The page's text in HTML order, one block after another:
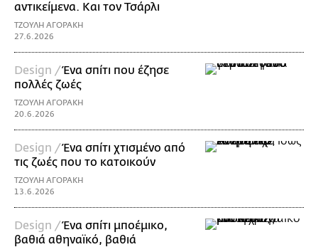
αντικείμενα. Και τον Τσάρλι
ΤΖΟΥΛΗ ΑΓΟΡΑΚΗ
27.6.2026
Design /Ένα σπίτι που έζησε
πολλές ζωές
ΤΖΟΥΛΗ ΑΓΟΡΑΚΗ
20.6.2026
Design /Ένα σπίτι χτισμένο από
τις ζωές που το κατοικούν
ΤΖΟΥΛΗ ΑΓΟΡΑΚΗ
13.6.2026
Design /Ένα σπίτι μποέμικο,
βαθιά αθηναϊκό, βαθιά